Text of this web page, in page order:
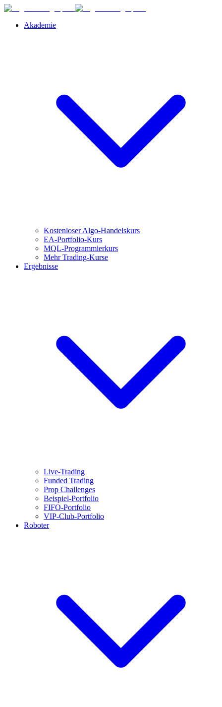
Akademie
Kostenloser Algo-Handelskurs
EA-Portfolio-Kurs
MQL-Programmierkurs
Mehr Trading-Kurse
Ergebnisse
Live-Trading
Funded Trading
Prop Challenges
Beispiel-Portfolio
FIFO-Portfolio
VIP-Club-Portfolio
Roboter